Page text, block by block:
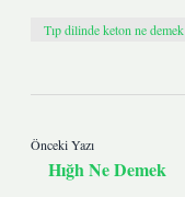
Tıp dilinde keton ne demek
Önceki Yazı
Hığh Ne Demek